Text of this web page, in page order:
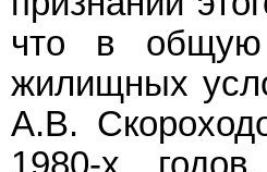
что в общую
жилищных
А.В.